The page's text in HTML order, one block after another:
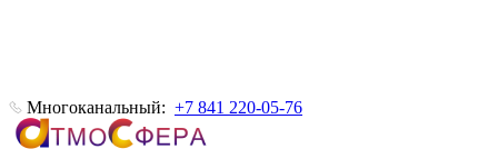
Многоканальный: +7 841 220-05-76